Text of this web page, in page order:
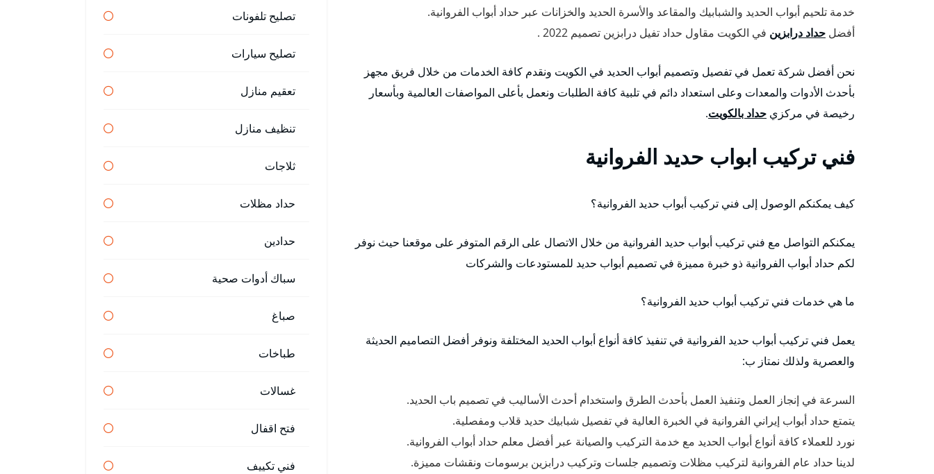
خدمة تلحيم أبواب الحديد والشبابيك والمقاعد والأسرة الحديد والخزانات عبر حداد أبواب الفروانية.
أفضل حداد درابزين في الكويت مقاول حداد تفيل درابزين تصميم 2022 .
نحن أفضل شركة تعمل في تفصيل وتصميم أبواب الحديد في الكويت ونقدم كافة الخدمات من خلال فريق مجهز
بأحدث الأدوات والمعدات وعلى استعداد دائم في تلبية كافة الطلبات ونعمل بأعلى المواصفات العالمية وبأسعار
رخيصة في مركزي حداد بالكويت.
فني تركيب ابواب حديد الفروانية
كيف يمكنكم الوصول إلى فني تركيب أبواب حديد الفروانية؟
يمكنكم التواصل مع فني تركيب أبواب حديد الفروانية من خلال الاتصال على الرقم المتوفر على موقعنا حيث نوفر
لكم حداد أبواب الفروانية ذو خبرة مميزة في تصميم أبواب حديد للمستودعات والشركات
ما هي خدمات فني تركيب أبواب حديد الفروانية؟
يعمل فني تركيب أبواب حديد الفروانية في تنفيذ كافة أنواع أبواب الحديد المختلفة ونوفر أفضل التصاميم الحديثة
والعصرية ولذلك نمتاز ب:
السرعة في إنجاز العمل وتنفيذ العمل بأحدث الطرق واستخدام أحدث الأساليب في تصميم باب الحديد.
يتمتع حداد أبواب إيراني الفروانية في الخبرة العالية في تفصيل شبابيك حديد قلاب ومفصلية.
نورد للعملاء كافة أنواع أبواب الحديد مع خدمة التركيب والصيانة عبر أفضل معلم حداد أبواب الفروانية.
لدينا حداد عام الفروانية لتركيب مظلات وتصميم جلسات وتركيب درابزين برسومات ونقشات مميزة.
تصليح تلفونات
تصليح سيارات
تعقيم منازل
تنظيف منازل
ثلاجات
حداد مظلات
حدادين
سباك أدوات صحية
صباغ
طباخات
غسالات
فتح اقفال
فني تكييف